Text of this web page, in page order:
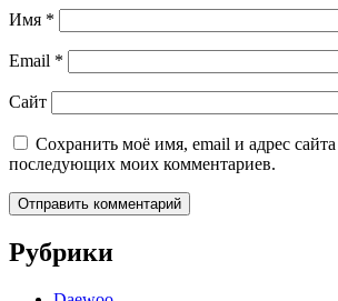
Имя *
Email *
Сайт
Сохранить моё имя, email и адрес сайта
последующих моих комментариев.
Рубрики